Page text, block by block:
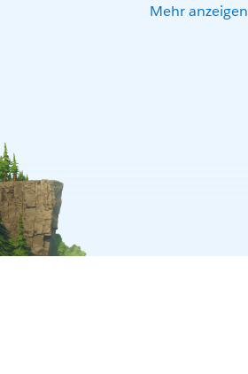
Mehr anzeigen